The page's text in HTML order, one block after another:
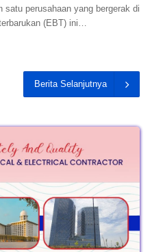
perusahaan yang bergerak di
(EBT) ini…
Berita Selanjutnya